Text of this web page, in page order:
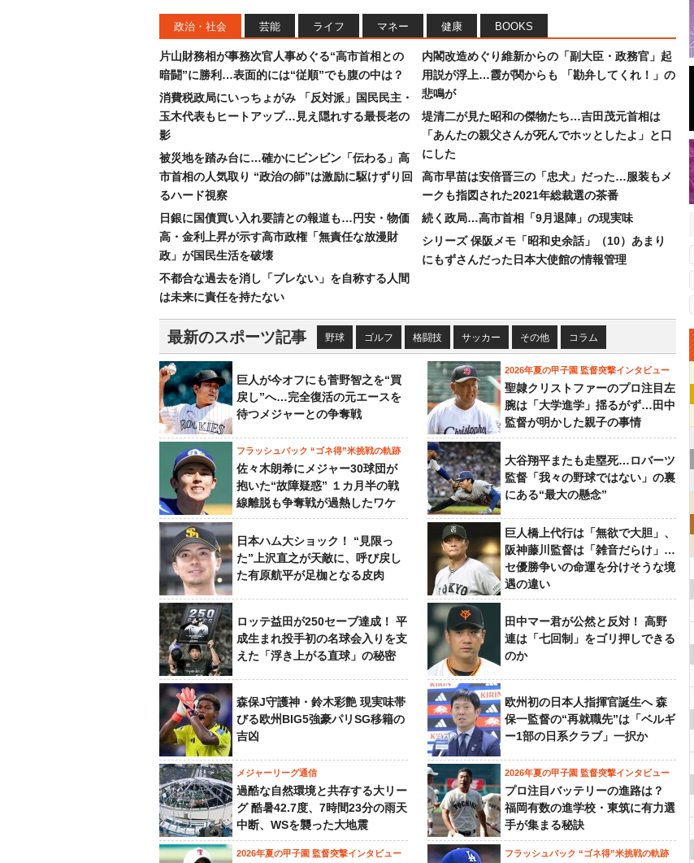
政治・社会 芸能 ライフ マネー 健康 BOOKS
片山財務相が事務次官人事めぐる“高市首相との
暗闘”に勝利…表面的には“従順”でも腹の中は？
消費税政局にいっちょがみ 「反対派」国民民主・
玉木代表もヒートアップ…見え隠れする最長老の
影
被災地を踏み台に…確かにビンビン「伝わる」高
市首相の人気取り “政治の師”は激励に駆けずり回
るハード視察
日銀に国債買い入れ要請との報道も…円安・物価
高・金利上昇が示す高市政権「無責任な放漫財
政」が国民生活を破壊
不都合な過去を消し「ブレない」を自称する人間
は未来に責任を持たない
内閣改造めぐり維新からの「副大臣・政務官」起
用説が浮上…霞が関からも 「勘弁してくれ！」の
悲鳴が
堤清二が見た昭和の傑物たち…吉田茂元首相は
「あんたの親父さんが死んでホッとしたよ」と口
にした
高市早苗は安倍晋三の「忠犬」だった…服装もメ
ークも指図された2021年総裁選の茶番
続く政局…高市首相「9月退陣」の現実味
シリーズ 保阪メモ「昭和史余話」（10）あまり
にもずさんだった日本大使館の情報管理
最新のスポーツ記事 野球 ゴルフ 格闘技 サッカー その他 コラム
巨人が今オフにも菅野智之を“買
戻し”へ…完全復活の元エースを
待つメジャーとの争奪戦
2026年夏の甲子園 監督突撃インタビュー
聖隷クリストファーのプロ注目左
腕は「大学進学」揺るがず…田中
監督が明かした親子の事情
フラッシュバック “ゴネ得”米挑戦の軌跡
佐々木朗希にメジャー30球団が
抱いた“故障疑惑” １カ月半の戦
線離脱も争奪戦が過熱したワケ
大谷翔平またも走塁死…ロバーツ
監督「我々の野球ではない」の裏
にある“最大の懸念”
日本ハム大ショック！ “見限っ
た”上沢直之が天敵に、呼び戻し
た有原航平が足枷となる皮肉
巨人橋上代行は「無欲で大胆」、
阪神藤川監督は「雑音だらけ」…
セ優勝争いの命運を分けそうな境
遇の違い
ロッテ益田が250セーブ達成！ 平
成生まれ投手初の名球会入りを支
えた「浮き上がる直球」の秘密
田中マー君が公然と反対！ 高野
連は「七回制」をゴリ押しできる
のか
森保J守護神・鈴木彩艶 現実味帯
びる欧州BIG5強豪パリSG移籍の
吉凶
欧州初の日本人指揮官誕生へ 森
保一監督の“再就職先”は「ベルギ
ー1部の日系クラブ」一択か
メジャーリーグ通信
過酷な自然環境と共存する大リー
グ 酷暑42.7度、7時間23分の雨天
中断、WSを襲った大地震
2026年夏の甲子園 監督突撃インタビュー
プロ注目バッテリーの進路は？
福岡有数の進学校・東筑に有力選
手が集まる秘訣
2026年夏の甲子園 監督突撃インタビュー フラッシュバック “ゴネ得”米挑戦の軌跡